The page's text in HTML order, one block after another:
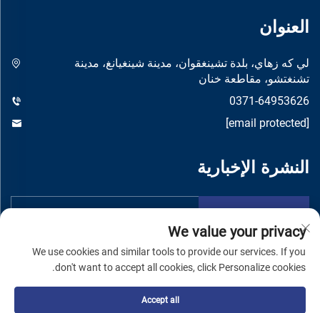
العنوان
لي كه زهاي، بلدة تشينغقوان، مدينة شينغيانغ، مدينة
تشنغتشو، مقاطعة خنان
0371-64953626
[email protected]
النشرة الإخبارية
We value your privacy
We use cookies and similar tools to provide our services. If you
don't want to accept all cookies, click Personalize cookies.
Accept all